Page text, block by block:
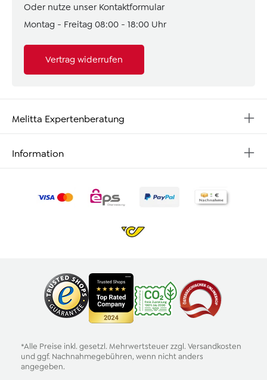
Oder nutze unser Kontaktformular
Montag - Freitag 08:00 - 18:00 Uhr
Vertrag widerrufen
Melitta Expertenberatung
Information
*Alle Preise inkl. gesetzl. Mehrwertsteuer zzgl. Versandkosten
und ggf. Nachnahmegebühren, wenn nicht anders
angegeben.